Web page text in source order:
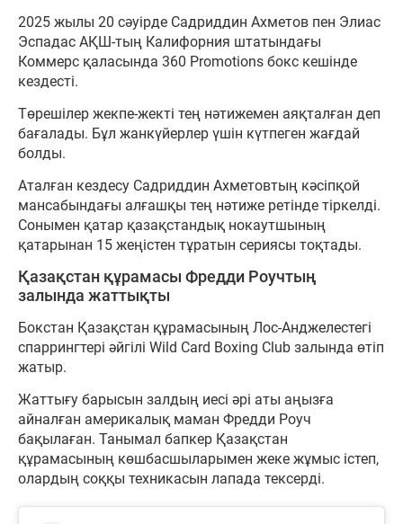
2025 жылы 20 сәуірде Садриддин Ахметов пен Элиас
Эспадас АҚШ-тың Калифорния штатындағы
Коммерс қаласында 360 Promotions бокс кешінде
кездесті.
Төрешілер жекпе-жекті тең нәтижемен аяқталған деп
бағалады. Бұл жанкүйерлер үшін күтпеген жағдай
болды.
Аталған кездесу Садриддин Ахметовтың кәсіпқой
мансабындағы алғашқы тең нәтиже ретінде тіркелді.
Сонымен қатар қазақстандық нокаутшының
қатарынан 15 жеңістен тұратын сериясы тоқтады.
Қазақстан құрамасы Фредди Роучтың
залында жаттықты
Бокстан Қазақстан құрамасының Лос-Анджелестегі
спаррингтері әйгілі Wild Card Boxing Club залында өтіп
жатыр.
Жаттығу барысын залдың иесі әрі аты аңызға
айналған америкалық маман Фредди Роуч
бақылаған. Танымал бапкер Қазақстан
құрамасының көшбасшыларымен жеке жұмыс істеп,
олардың соққы техникасын лапада тексерді.